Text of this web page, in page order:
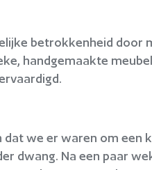
betrokkenheid door
handgemaakte
we er waren om een
dwang. Na een paar